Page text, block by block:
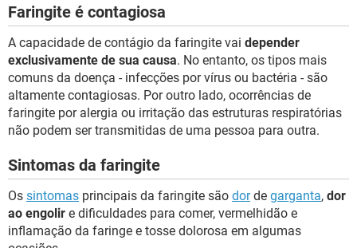
Faringite é contagiosa
A capacidade de contágio da faringite vai depender
exclusivamente de sua causa. No entanto, os tipos mais
comuns da doença - infecções por vírus ou bactéria - são
altamente contagiosas. Por outro lado, ocorrências de
faringite por alergia ou irritação das estruturas respiratórias
não podem ser transmitidas de uma pessoa para outra.
Sintomas da faringite
Os sintomas principais da faringite são dorde garganta, dor
ao engolir e dificuldades para comer, vermelhidão e
inflamação da faringe e tosse dolorosa em algumas